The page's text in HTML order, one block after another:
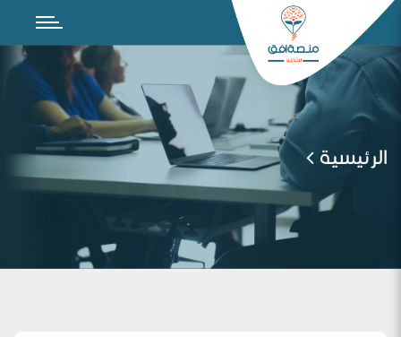
الرئيسية